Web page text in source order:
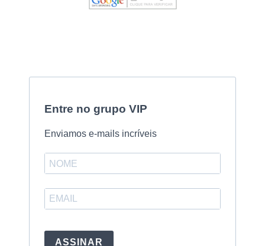
Entre no grupo VIP
Enviamos e-mails incríveis
ASSINAR